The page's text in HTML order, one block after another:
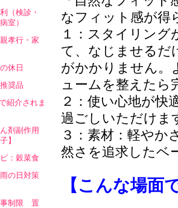
（検診・
室）
孝行・家
休日
奨品
紹介されま
剤副作用
】
：穀菜食
の日対策
事制限 置
なフィット感が得
１：スタイリング
て、なじませるだ
がかかりません。
ュームを整えたら
２：使い心地が快
過ごしいただけま
３：素材：軽やか
然さを追求したベ
【こんな場面